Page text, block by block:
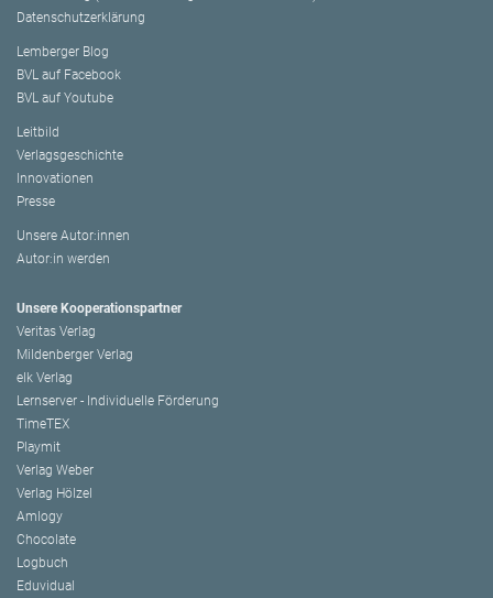
Datenschutzerklärung
Lemberger Blog
BVL auf Facebook
BVL auf Youtube
Leitbild
Verlagsgeschichte
Innovationen
Presse
Unsere Autor:innen
Autor:in werden
Unsere Kooperationspartner
Veritas Verlag
Mildenberger Verlag
elk Verlag
Lernserver - Individuelle Förderung
TimeTEX
Playmit
Verlag Weber
Verlag Hölzel
Amlogy
Chocolate
Logbuch
Eduvidual